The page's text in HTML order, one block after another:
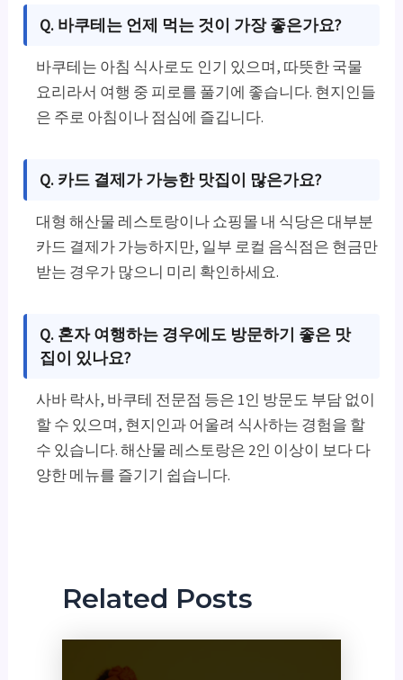
Q. 바쿠테는 언제 먹는 것이 가장 좋은가요?
바쿠테는 아침 식사로도 인기 있으며, 따뜻한 국물
요리라서 여행 중 피로를 풀기에 좋습니다. 현지인들
은 주로 아침이나 점심에 즐깁니다.
Q. 카드 결제가 가능한 맛집이 많은가요?
대형 해산물 레스토랑이나 쇼핑몰 내 식당은 대부분
카드 결제가 가능하지만, 일부 로컬 음식점은 현금만
받는 경우가 많으니 미리 확인하세요.
Q. 혼자 여행하는 경우에도 방문하기 좋은 맛
집이 있나요?
사바 락사, 바쿠테 전문점 등은 1인 방문도 부담 없이
할 수 있으며, 현지인과 어울려 식사하는 경험을 할
수 있습니다. 해산물 레스토랑은 2인 이상이 보다 다
양한 메뉴를 즐기기 쉽습니다.
Related Posts